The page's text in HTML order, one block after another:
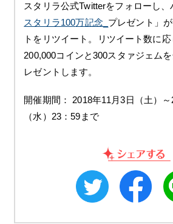
スタリラ公式Twitterをフォローし
スタリラ100万記念 プレゼント」
トをリツイート。リツイート数に
200,000コインと300スタァジェム
レゼントします。
開催期間： 2018年11 月3日（土）～
（水） 23 ：59 まで